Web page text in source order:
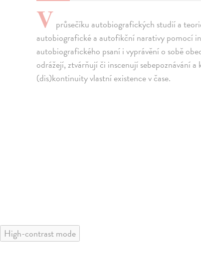
V průsečíku autobiografických studií a
autobiografické a autofikční narativy pomocí
autobiografického psaní i vyprávění o sobě
odrážejí, ztvárňují či inscenují sebepoznávání
(dis)kontinuity vlastní existence v čase.
High-contrast mode